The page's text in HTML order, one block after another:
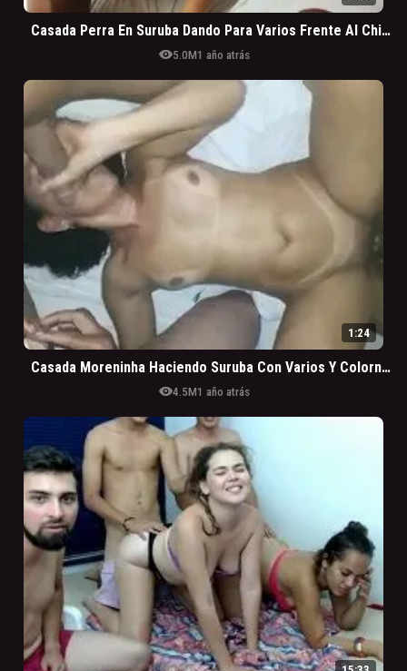
Casada Perra En Suruba Dando Para Varios Frente Al Chifrudo
visibility5.0M1 año atrás
1:24
Casada Moreninha Haciendo Suruba Con Varios Y Colorno Filmando
visibility4.5M1 año atrás